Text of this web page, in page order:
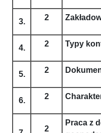
3. 2
4. 2 Typy
5. 2
6. 2
2
Praca z